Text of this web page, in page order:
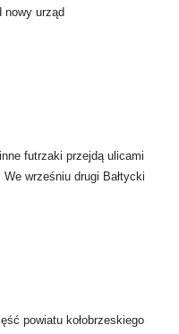
nowy urząd
futrzaki przejdą ulicami
We wrześniu drugi Bałtycki
powiatu kołobrzeskiego